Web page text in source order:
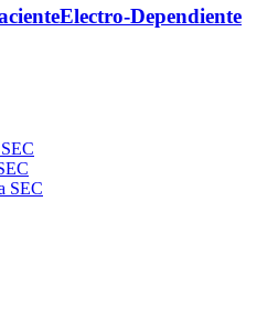
Electro-Dependiente
SEC